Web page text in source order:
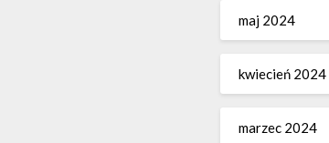
maj 2024
kwiecień 2024
marzec 2024